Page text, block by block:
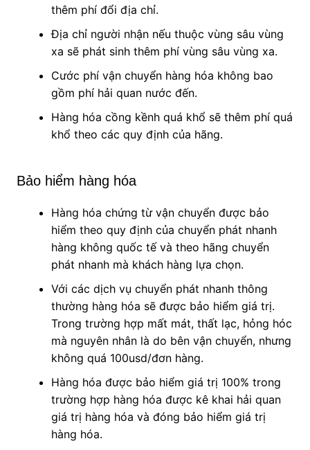
thêm phí đổi địa chỉ.
Địa chỉ người nhận nếu thuộc vùng sâu vùng
xa sẽ phát sinh thêm phí vùng sâu vùng xa.
Cước phí vận chuyển hàng hóa không bao
gồm phí hải quan nước đến.
Hàng hóa cồng kềnh quá khổ sẽ thêm phí quá
khổ theo các quy định của hãng.
Bảo hiểm hàng hóa
Hàng hóa chứng từ vận chuyển được bảo
hiểm theo quy định của chuyển phát nhanh
hàng không quốc tế và theo hãng chuyển
phát nhanh mà khách hàng lựa chọn.
Với các dịch vụ chuyển phát nhanh thông
thường hàng hóa sẽ được bảo hiểm giá trị.
Trong trường hợp mất mát, thất lạc, hỏng hóc
mà nguyên nhân là do bên vận chuyển, nhưng
không quá 100usd/đơn hàng.
Hàng hóa được bảo hiểm giá trị 100% trong
trường hợp hàng hóa được kê khai hải quan
giá trị hàng hóa và đóng bảo hiểm giá trị
hàng hóa.